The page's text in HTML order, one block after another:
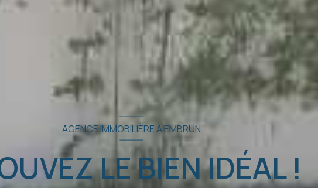
AGENCE IMMOBILIÈRE À EMBRUN
LE BIEN IDÉAL !